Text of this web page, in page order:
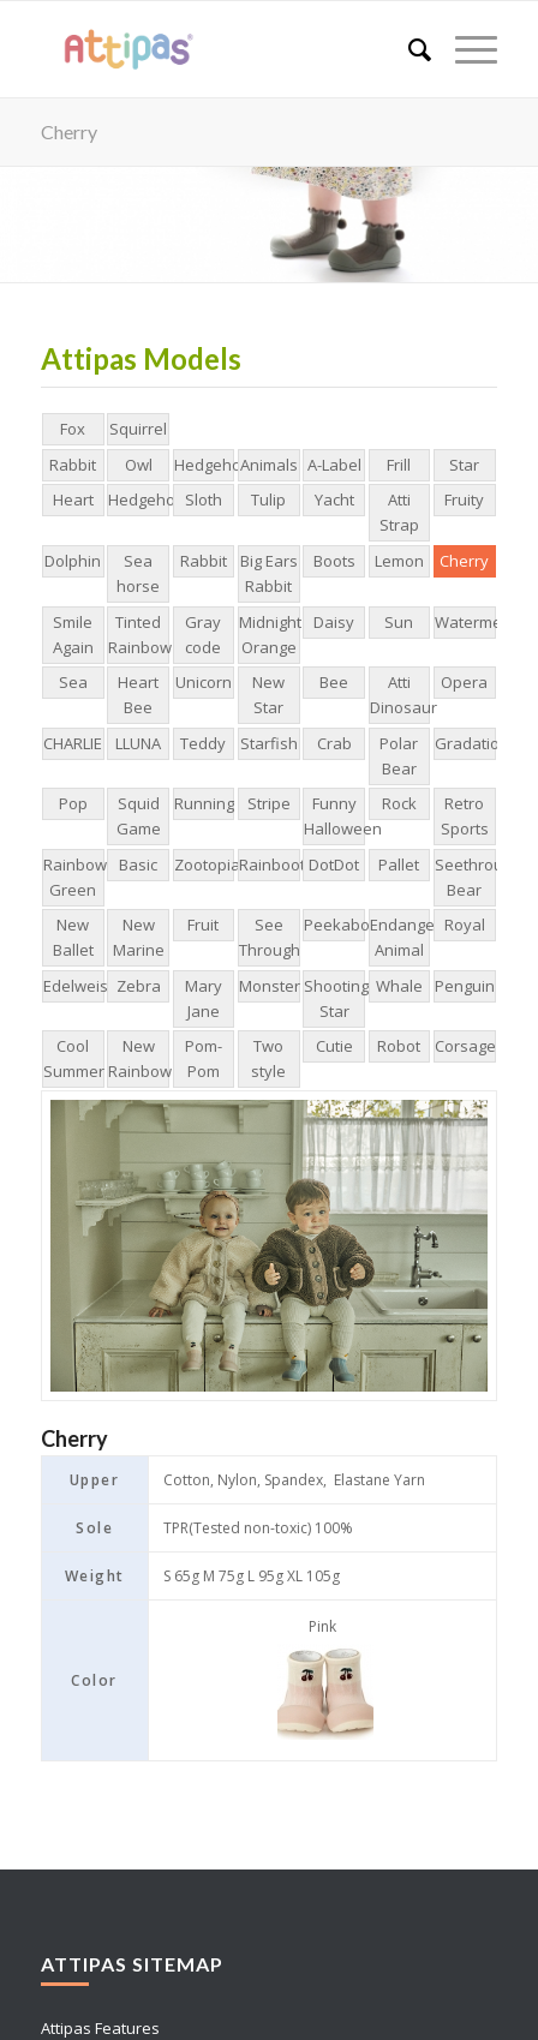
Cherry
Attipas Models
Fox
Squirrel
Rabbit
Owl Hedgehog24AW
Animals A-Label Frill
Star
Heart
Hedgehog24SS
Sloth Tulip Yacht
Atti
Strap
Fruity
Dolphin
Sea
horse
Rabbit
Big Ears
Rabbit
Boots Lemon Cherry
Smile
Again
Tinted
Rainbow
Gray
code
Midnight
Orange
Daisy Sun Watermelon
Sea
Heart
Bee
Unicorn
New
Star
Bee
Atti
Dinosaur
Opera
CHARLIE LLUNA Teddy Starfish Crab
Polar
Bear
Gradation
Pop
Squid
Game
Running Stripe
Funny
Halloween
Rock
Retro
Sports
Rainbow
Green
Basic ZootopiaRainbootsDotDot Pallet
Seethrough
Bear
New
Ballet
New
Marine
Fruit
See
Through
PeekabooEndangered
Animal
Royal
Edelweiss Zebra
Mary
Jane
Monster Shooting
Star
Whale Penguin
Cool
Summer
New
Rainbow
Pom-
Pom
Two
style
Cutie Robot Corsage
Cherry
Upper Cotton, Nylon, Spandex, Elastane Yarn
Sole TPR(Tested non-toxic) 100%
Weight S 65g M 75g L 95g XL 105g
Color
Pink
ATTIPAS SITEMAP
Attipas Features